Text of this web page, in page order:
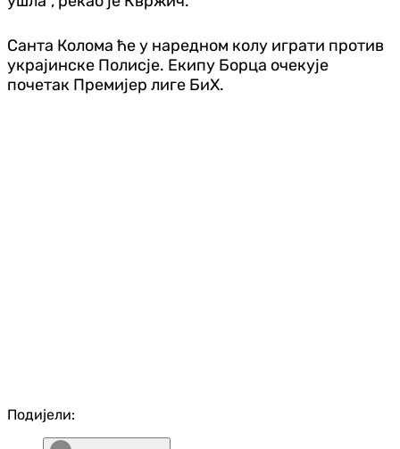
Санта Колома ће у наредном колу играти против
украјинске Полисје. Екипу Борца очекује
почетак Премијер лиге БиХ.
Подијели: